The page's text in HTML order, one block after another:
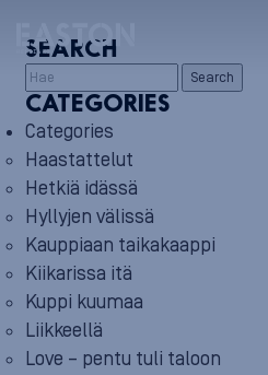
SEARCH
Search
CATEGORIES
Categories
Haastattelut
Hetkiä idässä
Hyllyjen välissä
Kauppiaan taikakaappi
Kiikarissa itä
Kuppi kuumaa
Liikkeellä
Love – pentu tuli taloon